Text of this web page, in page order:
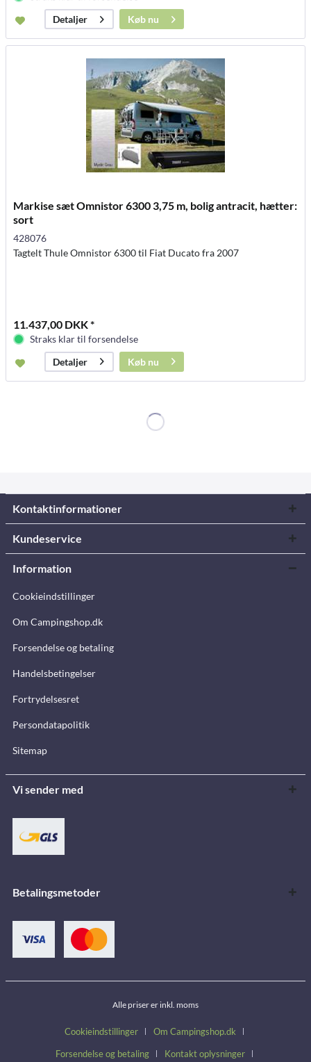
Detaljer
Køb nu
Markise sæt Omnistor 6300 3,75 m, bolig antracit, hætter:
sort
428076
Tagtelt Thule Omnistor 6300 til Fiat Ducato fra 2007
11.437,00 DKK *
Straks klar til forsendelse
Detaljer
Køb nu
Kontaktinformationer
Kundeservice
Information
Cookieindstillinger
Om Campingshop.dk
Forsendelse og betaling
Handelsbetingelser
Fortrydelsesret
Persondatapolitik
Sitemap
Vi sender med
Betalingsmetoder
Alle priser er inkl. moms
Cookieindstillinger
Om Campingshop.dk
Forsendelse og betaling
Kontakt oplysninger